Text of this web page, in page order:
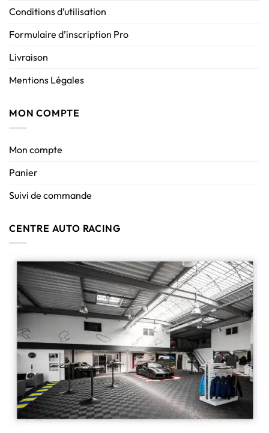
Conditions d’utilisation
Formulaire d’inscription Pro
Livraison
Mentions Légales
MON COMPTE
Mon compte
Panier
Suivi de commande
CENTRE AUTO RACING